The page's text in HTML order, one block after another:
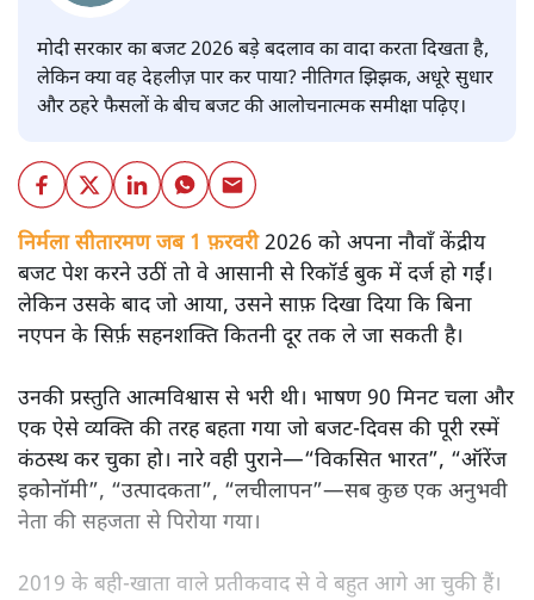
मोदी सरकार का बजट 2026 बड़े बदलाव का वादा करता दिखता है,
लेकिन क्या वह देहलीज़ पार कर पाया? नीतिगत झिझक, अधूरे सुधार
और ठहरे फैसलों के बीच बजट की आलोचनात्मक समीक्षा पढ़िए।
निर्मला सीतारमण जब 1 फ़रवरी2026 को अपना नौवाँ केंद्रीय
बजट पेश करने उठीं तो वे आसानी से रिकॉर्ड बुक में दर्ज हो गईं।
लेकिन उसके बाद जो आया, उसने साफ़ दिखा दिया कि बिना
नएपन के सिर्फ़ सहनशक्ति कितनी दूर तक ले जा सकती है।
उनकी प्रस्तुति आत्मविश्वास से भरी थी। भाषण 90 मिनट चला और
एक ऐसे व्यक्ति की तरह बहता गया जो बजट‑दिवस की पूरी रस्में
कंठस्थ कर चुका हो। नारे वही पुराने—“विकसित भारत”, “ऑरेंज
इकोनॉमी”, “उत्पादकता”, “लचीलापन”—सब कुछ एक अनुभवी
नेता की सहजता से पिरोया गया।
2019 के बही‑खाता वाले प्रतीकवाद से वे बहुत आगे आ चुकी हैं।